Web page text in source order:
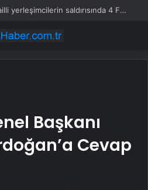
Albüm: Batı Şeria’da İsrailli yerleşimcilerin saldırısında 4 Filistinli yaşamını yitirdi
Başkanı
Cevap